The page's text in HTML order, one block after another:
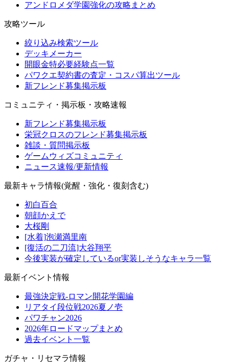
アンドロメダ学園強化の攻略まとめ
攻略ツール
絞り込み検索ツール
デッキメーカー
開眼金特必要経験点一覧
パワクエ契約書の査定・コスパ算出ツール
新フレンド募集掲示板
コミュニティ・掲示板・攻略速報
新フレンド募集掲示板
栄冠クロスのフレンド募集掲示板
雑談・質問掲示板
ゲームウィズコミュニティ
ニュース速報/更新情報
最新キャラ情報(覚醒・強化・復刻含む)
初白百合
朝顔かえで
大桜剛
[水着]泡瀬満里南
[復活の二刀流]大谷翔平
今後実装が確定しているor実装しそうなキャラ一覧
最新イベント情報
最強決定戦-ロマン開花学園編
リアタイ段位戦2026夏ノ壱
パワチャン2026
2026年ロードマップまとめ
過去イベント一覧
ガチャ・リセマラ情報